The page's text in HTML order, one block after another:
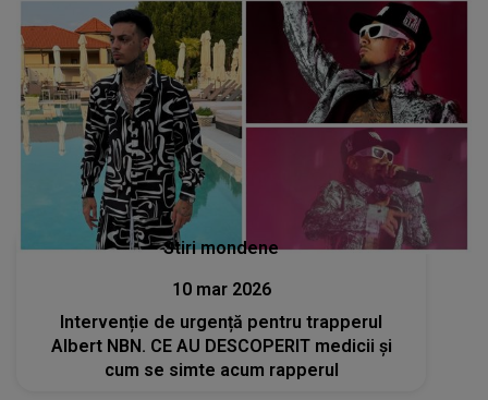
Stiri mondene
10 mar 2026
Intervenție de urgență pentru trapperul
Albert NBN. CE AU DESCOPERIT medicii și
cum se simte acum rapperul